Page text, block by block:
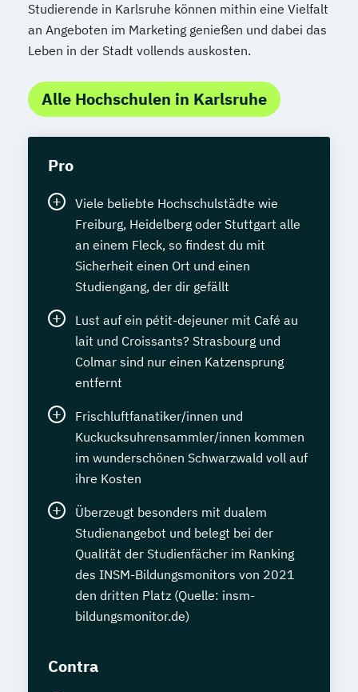
Studierende in Karlsruhe können mithin eine Vielfalt
an Angeboten im Marketing genießen und dabei das
Leben in der Stadt vollends auskosten.
Alle Hochschulen in Karlsruhe
Pro
Viele beliebte Hochschulstädte wie
Freiburg, Heidelberg oder Stuttgart alle
an einem Fleck, so findest du mit
Sicherheit einen Ort und einen
Studiengang, der dir gefällt
Lust auf ein pétit-dejeuner mit Café au
lait und Croissants? Strasbourg und
Colmar sind nur einen Katzensprung
entfernt
Frischluftfanatiker/innen und
Kuckucksuhrensammler/innen kommen
im wunderschönen Schwarzwald voll auf
ihre Kosten
Überzeugt besonders mit dualem
Studienangebot und belegt bei der
Qualität der Studienfächer im Ranking
des INSM-Bildungsmonitors von 2021
den dritten Platz (Quelle: insm-
bildungsmonitor.de)
Contra